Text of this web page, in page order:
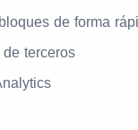
de forma
terceros